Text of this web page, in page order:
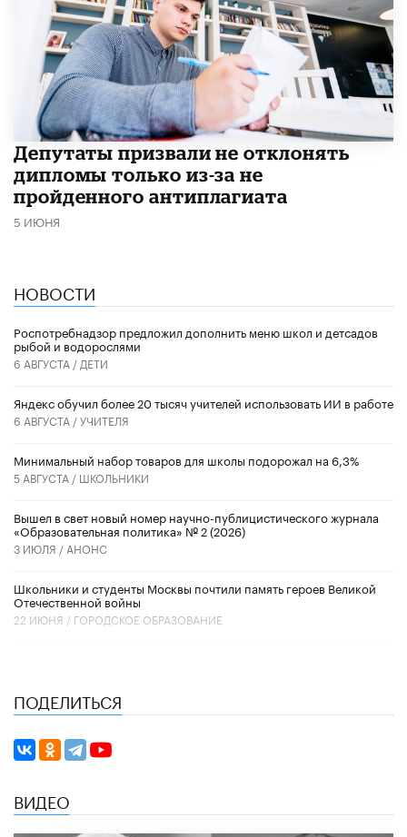
Депутаты призвали не отклонять
дипломы только из-за не
пройденного антиплагиата
5 ИЮНЯ
НОВОСТИ
Роспотребнадзор предложил дополнить меню школ и детсадов
рыбой и водорослями
6 АВГУСТА / ДЕТИ
​Яндекс обучил более 20 тысяч учителей использовать ИИ в работе
6 АВГУСТА /УЧИТЕЛЯ
Минимальный набор товаров для школы подорожал на 6,3%
5 АВГУСТА / ШКОЛЬНИКИ
Вышел в свет новый номер научно-публицистического журнала
«Образовательная политика» № 2 (2026)
3 ИЮЛЯ / АНОНС
Школьники и студенты Москвы почтили память героев Великой
Отечественной войны
22 ИЮНЯ / ГОРОДСКОЕ ОБРАЗОВАНИЕ
ПОДЕЛИТЬСЯ
ВИДЕО